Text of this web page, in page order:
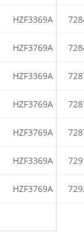
HZF3369A
HZF3769A
HZF3369A
HZF3769A
HZF3769A
HZF3369A
HZF3769A